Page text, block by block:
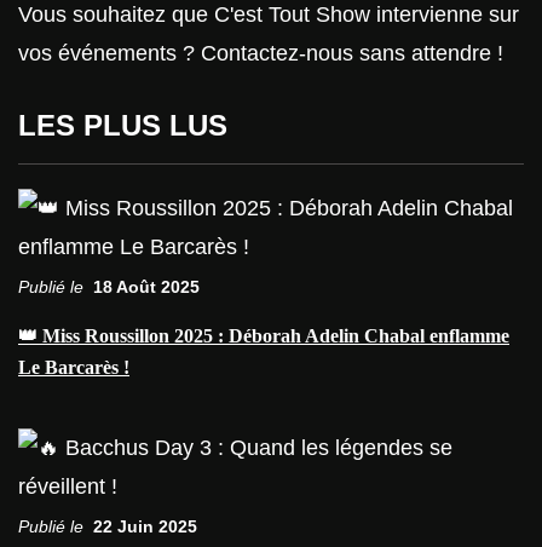
Vous souhaitez que C'est Tout Show intervienne sur
vos événements ? Contactez-nous sans attendre !
LES PLUS LUS
Publié le 18 Août 2025
👑 Miss Roussillon 2025 : Déborah Adelin Chabal enflamme
Le Barcarès !
Publié le 22 Juin 2025